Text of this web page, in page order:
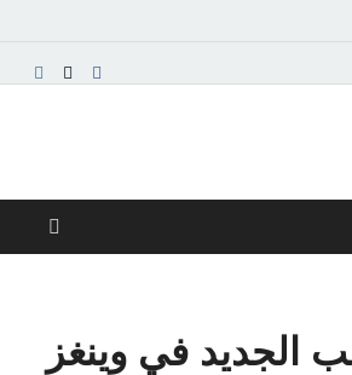
نيوز
العربي والعالمي
الجديد في وينغز